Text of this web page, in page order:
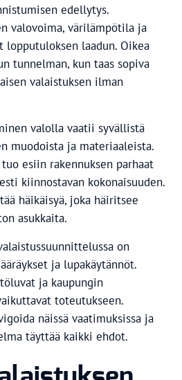
edellytys.
valovoima, värilämpötila ja
lopputuloksen laadun. Oikea
tunnelman, kun taas sopiva
valaistuksen ilman
valolla vaatii syvällistä
muodoista ja materiaaleista.
esiin rakennuksen parhaat
kiinnostavan kokonaisuuden.
häikäisyä, joka häiritsee
asukkaita.
on
ja lupakäytännöt.
ja kaupungin
toteutukseen.
näissä vaatimuksissa ja
täyttää kaikki ehdot.